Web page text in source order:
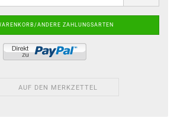
AUF DEN MERKZETTEL